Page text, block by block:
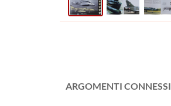
ARGOMENTI CONNESSI